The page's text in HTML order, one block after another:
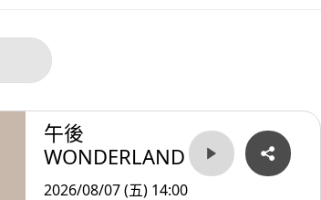
午後
WONDERLAND
2026/08/07 (五) 14:00